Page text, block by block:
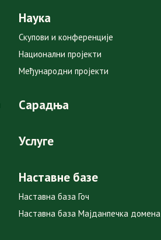
Наука
Скупови и конференције
Национални пројекти
Међународни пројекти
Сарадња
Услуге
Наставне базе
Наставна база Гоч
Наставна база Мајданпечка домена